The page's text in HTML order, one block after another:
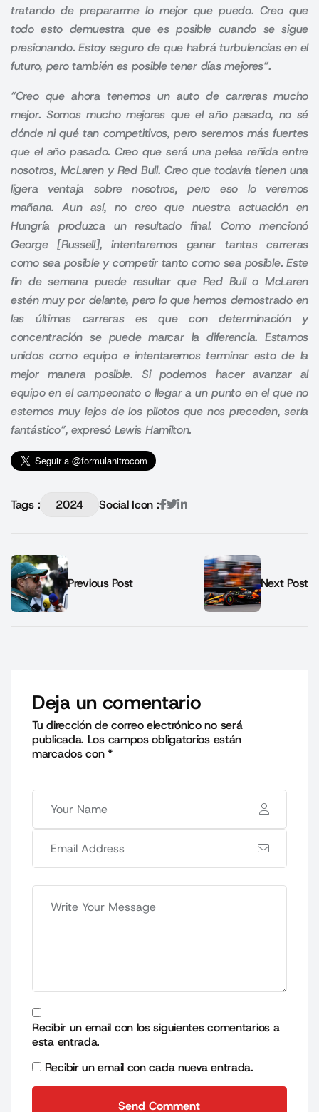
tratando de prepararme lo mejor que puedo. Creo que
todo esto demuestra que es posible cuando se sigue
presionando. Estoy seguro de que habrá turbulencias en el
futuro, pero también es posible tener días mejores”.
“Creo que ahora tenemos un auto de carreras mucho
mejor. Somos mucho mejores que el año pasado, no sé
dónde ni qué tan competitivos, pero seremos más fuertes
que el año pasado. Creo que será una pelea reñida entre
nosotros, McLaren y Red Bull. Creo que todavía tienen una
ligera ventaja sobre nosotros, pero eso lo veremos
mañana. Aun así, no creo que nuestra actuación en
Hungría produzca un resultado final. Como mencionó
George [Russell], intentaremos ganar tantas carreras
como sea posible y competir tanto como sea posible. Este
fin de semana puede resultar que Red Bull o McLaren
estén muy por delante, pero lo que hemos demostrado en
las últimas carreras es que con determinación y
concentración se puede marcar la diferencia. Estamos
unidos como equipo e intentaremos terminar esto de la
mejor manera posible. Si podemos hacer avanzar al
equipo en el campeonato o llegar a un punto en el que no
estemos muy lejos de los pilotos que nos preceden, sería
fantástico”, expresó Lewis Hamilton.
Tags : 2024 Social Icon :
Previous Post Next Post
Deja un comentario
Tu dirección de correo electrónico no será
publicada. Los campos obligatorios están
marcados con*
Recibir un email con los siguientes comentarios a
esta entrada.
Recibir un email con cada nueva entrada.
Send Comment